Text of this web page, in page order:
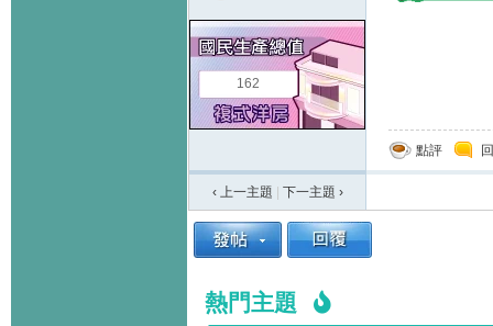
162
點評
‹ 上一主題 下一主題 ›
熱門主題